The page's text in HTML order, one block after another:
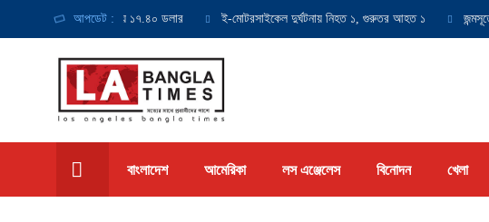
আপডেট :
মজুরি হবে ঘণ্টায় ১৭.৪০ ডলার ই-মোটরসাইকেল দুর্ঘটনায় নিহত ১, গুরুতর আহত ১ জন্মসূত্রে
বাংলাদেশ আমেরিকা লস এঞ্জেলেস বিনোদন খেলা